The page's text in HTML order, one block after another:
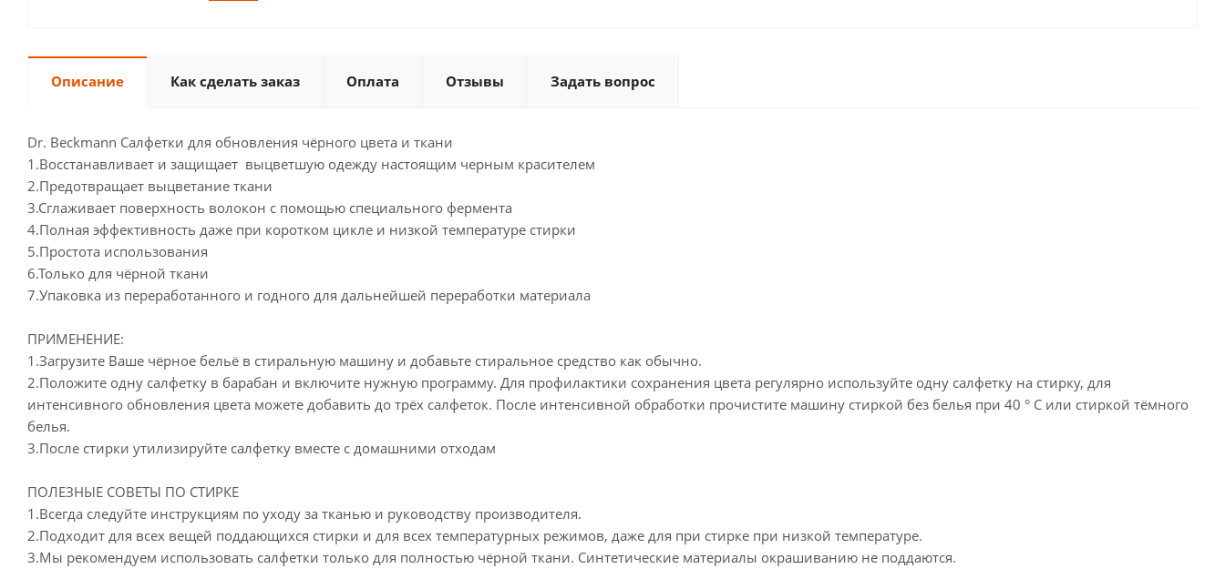
Описание Как сделать заказ Оплата Отзывы Задать вопрос
Dr. Beckmann Салфетки для обновления чёрного цвета и ткани
1.Восстанавливает и защищает выцветшую одежду настоящим черным красителем
2.Предотвращает выцветание ткани
3.Сглаживает поверхность волокон с помощью специального фермента
4.Полная эффективность даже при коротком цикле и низкой температуре стирки
5.Простота использования
6.Только для чёрной ткани
7.Упаковка из переработанного и годного для дальнейшей переработки материала
ПРИМЕНЕНИЕ:
1.Загрузите Ваше чёрное бельё в стиральную машину и добавьте стиральное средство как обычно.
2.Положите одну салфетку в барабан и включите нужную программу. Для профилактики сохранения цвета регулярно используйте одну салфетку на стирку, для
интенсивного обновления цвета можете добавить до трёх салфеток. После интенсивной обработки прочистите машину стиркой без белья при 40 ° C или стиркой тёмного
белья.
3.После стирки утилизируйте салфетку вместе с домашними отходам
ПОЛЕЗНЫЕ СОВЕТЫ ПО СТИРКЕ
1.Всегда следуйте инструкциям по уходу за тканью и руководству производителя.
2.Подходит для всех вещей поддающихся стирки и для всех температурных режимов, даже для при стирке при низкой температуре.
3.Мы рекомендуем использовать салфетки только для полностью чёрной ткани. Синтетические материалы окрашиванию не поддаются.